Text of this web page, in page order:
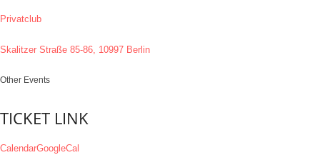
Privatclub
Skalitzer Straße 85-86, 10997 Berlin
Other Events
TICKET LINK
CalendarGoogleCal